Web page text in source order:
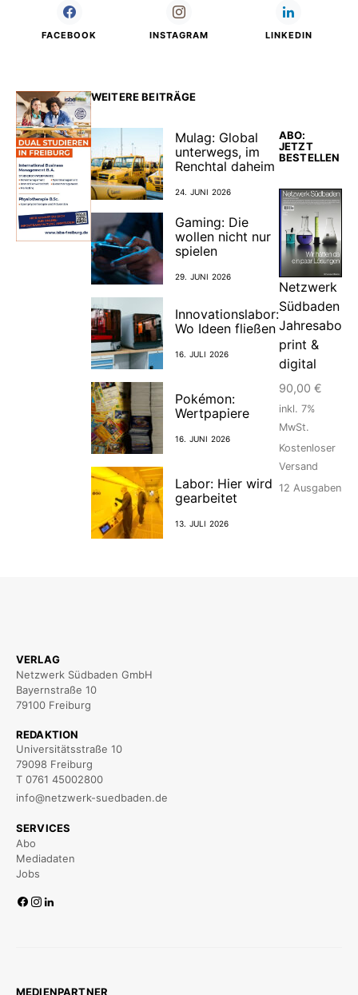
FACEBOOK INSTAGRAM LINKEDIN
WEITERE BEITRÄGE
Mulag: Global
unterwegs, im
Renchtal daheim
24. JUNI 2026
Gaming: Die
wollen nicht nur
spielen
29. JUNI 2026
Innovationslabor:
Wo Ideen fließen
16. JULI 2026
Pokémon:
Wertpapiere
16. JUNI 2026
Labor: Hier wird
gearbeitet
13. JULI 2026
ABO:
JETZT
BESTELLEN
Netzwerk
Südbaden
Jahresabo
print &
digital
90,00 €
inkl. 7%
MwSt.
Kostenloser
Versand
12 Ausgaben
VERLAG
Netzwerk Südbaden GmbH
Bayernstraße 10
79100 Freiburg
REDAKTION
Universitätsstraße 10
79098 Freiburg
T 0761 45002800
info@netzwerk-suedbaden.de
SERVICES
Abo
Mediadaten
Jobs
MEDIENPARTNER